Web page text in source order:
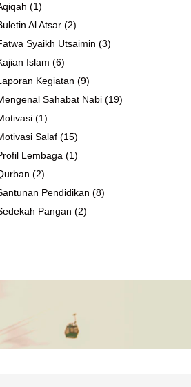
(1)
Al Atsar (2)
Syaikh Utsaimin (3)
Islam (6)
Kegiatan (9)
Sahabat Nabi (19)
(1)
Salaf (15)
Lembaga (1)
(2)
Pendidikan (8)
Pangan (2)